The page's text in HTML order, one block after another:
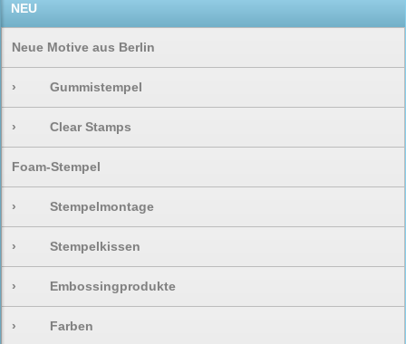
NEU
Neue Motive aus Berlin
› Gummistempel
› Clear Stamps
Foam-Stempel
› Stempelmontage
› Stempelkissen
› Embossingprodukte
› Farben